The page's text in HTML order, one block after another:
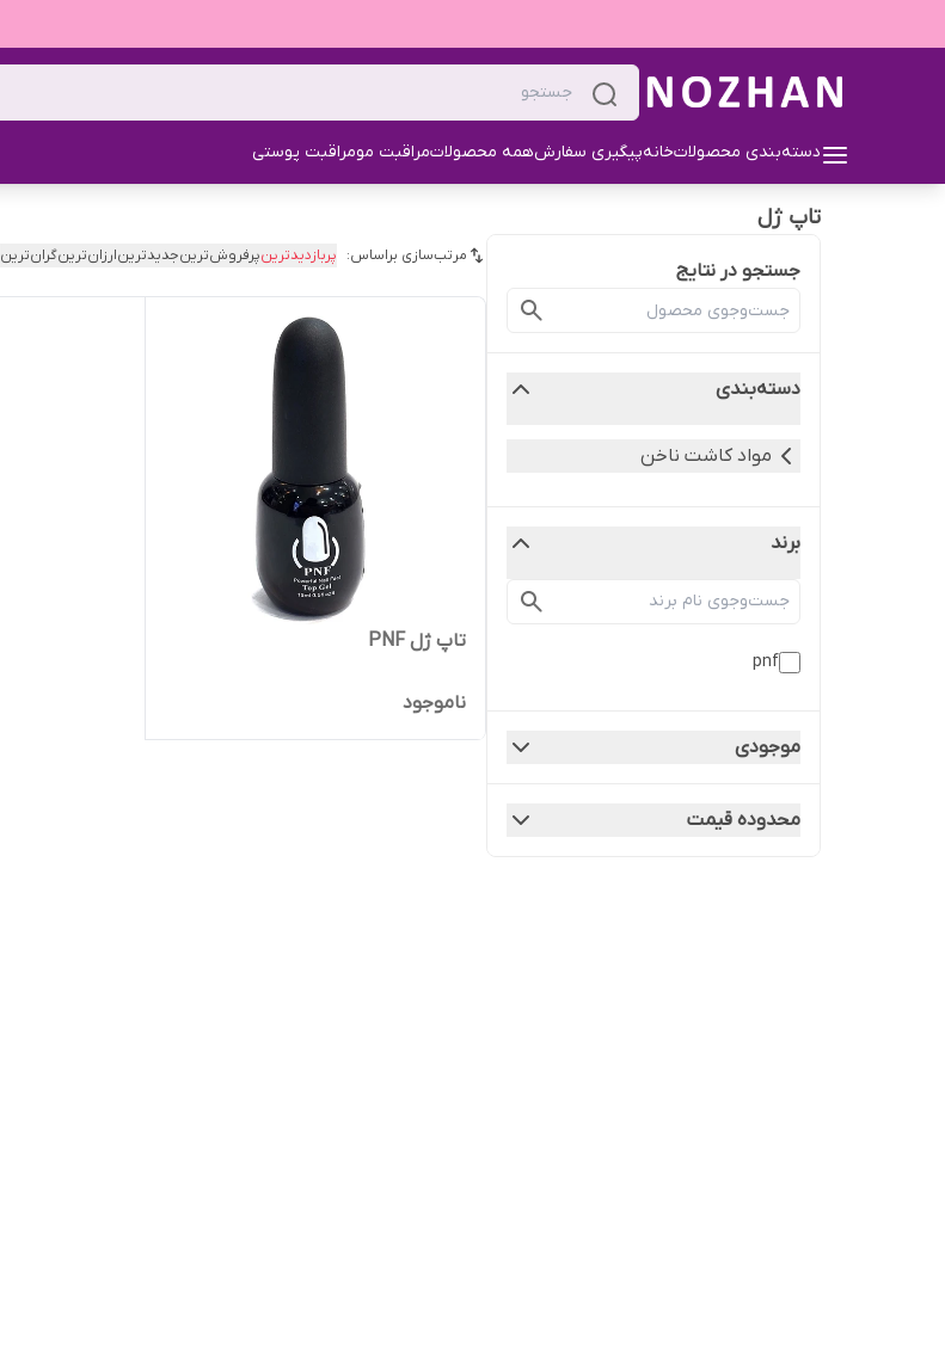
دسته‌بندی محصولاتخانهپیگیری سفارشهمه محصولاتمراقبت مومراقبت پوستی
تاپ ژل
جستجو در نتایج
دسته‌بندی
مواد کاشت ناخن
برند
pnf
موجودی
محدوده قیمت
مرتب‌سازی براساس: پربازدیدترینپرفروش‌ترینجدیدترینارزان‌ترینگران‌ترین
تاپ ژل PNF
ناموجود